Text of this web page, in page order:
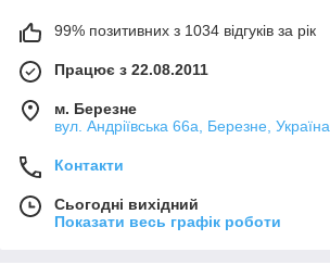
99% позитивних з 1034 відгуків за рік
Працює з 22.08.2011
м. Березне
вул. Андріївська 66а, Березне, Україна
Контакти
Сьогодні вихідний
Показати весь графік роботи